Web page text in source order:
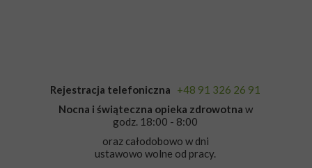
Rejestracja telefoniczna +48 91 326 26 91
Nocna i świąteczna opieka zdrowotna w
godz. 18:00 - 8:00
oraz całodobowo w dni
ustawowo wolne od pracy.